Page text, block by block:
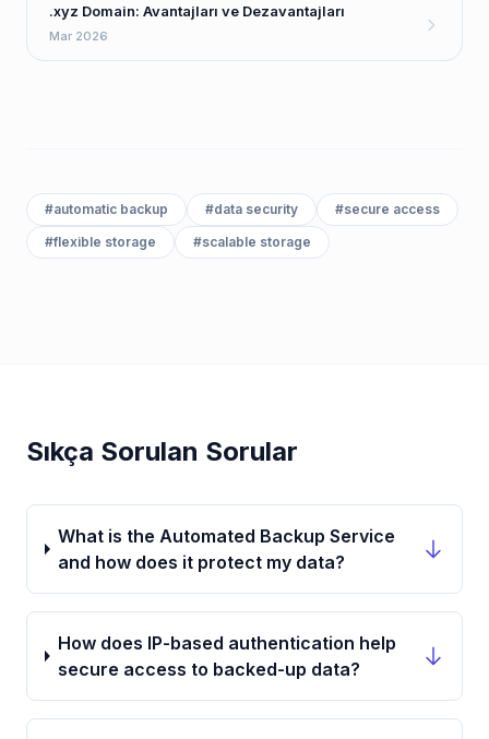
.xyz Domain: Avantajları ve Dezavantajları
Mar 2026
#automatic backup #data security #secure access
#flexible storage #scalable storage
Sıkça Sorulan Sorular
What is the Automated Backup Service
and how does it protect my data?
How does IP-based authentication help
secure access to backed-up data?